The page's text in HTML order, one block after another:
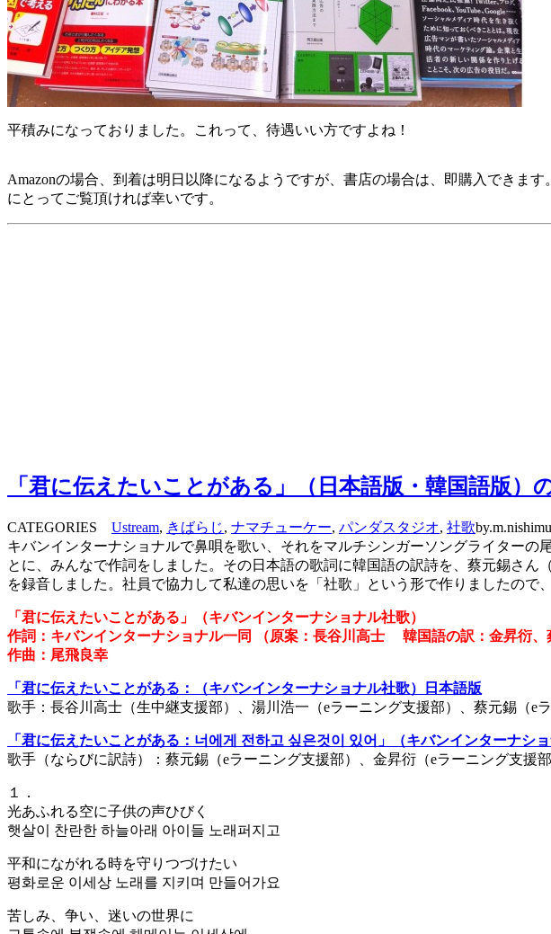
平積みになっておりました。これって、待遇いい方ですよね！
Amazonの場合、到着は明日以降になるようですが、書店の場合は、即購入できま
にとってご覧頂ければ幸いです。
「君に伝えたいことがある」（日本語版・韓国語版）
CATEGORIES Ustream, きばらじ, ナマチューケー, パンダスタジオ, 社歌
キバンインターナショナルで鼻唄を歌い、それをマルチシンガーソングライター
とに、みんなで作詞をしました。その日本語の歌詞に韓国語の訳詩を、蔡元錫さ
を録音しました。社員で協力して私達の思いを「社歌」という形で作りましたので
「君に伝えたいことがある」（キバンインターナショナル社歌）
作詞：キバンインターナショナル一同 （原案：長谷川高士 韓国語の訳：金昇衍、
作曲：尾飛良幸
「君に伝えたいことがある：（キバンインターナショナル社歌）日本語版
歌手：長谷川高士（生中継支援部）、湯川浩一（eラーニング支援部）、蔡元錫（e
「君に伝えたいことがある：너에게 전하고 싶은것이 있어」（キバンインターナショ
歌手（ならびに訳詩）：蔡元錫（eラーニング支援部）、金昇衍（eラーニング支援部
１．
光あふれる空に子供の声ひびく
햇살이 찬란한 하늘아래 아이들 노래퍼지고
平和にながれる時を守りつづけたい
평화로운 이세상 노래를 지키며 만들어가요
苦しみ、争い、迷いの世界に